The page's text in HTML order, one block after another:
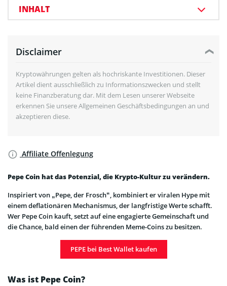
INHALT
Pepe Coin hat das Potenzial, die Krypto-Kultur zu verändern.
Inspiriert von „Pepe, der Frosch“, kombiniert er viralen Hype mit
einem deflationären Mechanismus, der langfristige Werte schafft.
Wer Pepe Coin kauft, setzt auf eine engagierte Gemeinschaft und
die Chance, bald einen der führenden Meme-Coins zu besitzen.
PEPE bei Best Wallet kaufen
Was ist Pepe Coin?
Disclaimer
Kryptowährungen gelten als hochriskante Investitionen. Dieser
Artikel dient ausschließlich zu Informationszwecken und stellt
keine Finanzberatung dar. Mit dem Lesen unserer Webseite
erkennen Sie unsere Allgemeinen Geschäftsbedingungen an und
akzeptieren diese.
Affiliate Offenlegung